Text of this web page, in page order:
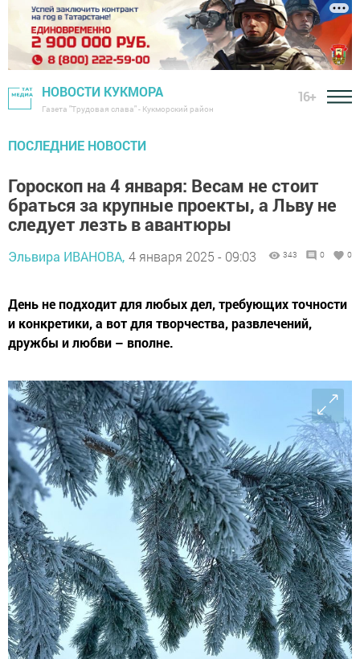
НОВОСТИ КУКМОРА
Газета "Трудовая слава" - Кукморский район
16+
ПОСЛЕДНИЕ НОВОСТИ
Гороскоп на 4 января: Весам не стоит
браться за крупные проекты, а Льву не
следует лезть в авантюры
Эльвира ИВАНОВА, 4 января 2025 - 09:03 343 0 0
День не подходит для любых дел, требующих точности
и конкретики, а вот для творчества, развлечений,
дружбы и любви – вполне.